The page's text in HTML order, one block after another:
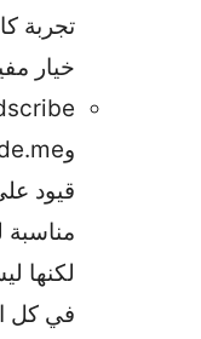
خيار
قيود
مناسبة
لكنها
في كل